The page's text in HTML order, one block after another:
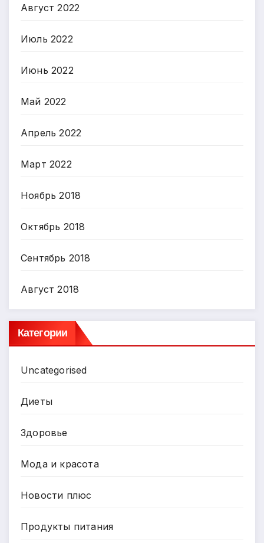
Август 2022
Июль 2022
Июнь 2022
Май 2022
Апрель 2022
Март 2022
Ноябрь 2018
Октябрь 2018
Сентябрь 2018
Август 2018
Категории
Uncategorised
Диеты
Здоровье
Мода и красота
Новости плюс
Продукты питания